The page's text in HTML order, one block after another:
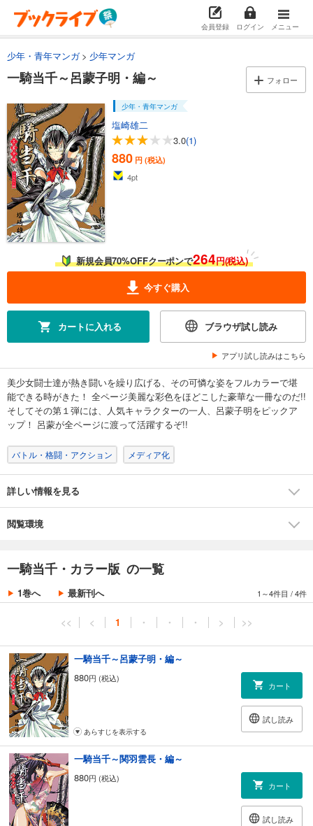
会員登録 ログイン メニュー
少年・青年マンガ 少年マンガ
一騎当千～呂蒙子明・編～ フォロー
少年・青年マンガ
塩崎雄二
3.0(1)
880 円 (税込)
4pt
新規会員70%OFFクーポンで264円(税込)
今すぐ購入
カートに入れる ブラウザ試し読み
アプリ試し読みはこちら
美少女闘士達が熱き闘いを繰り広げる、その可憐な姿をフルカラーで堪
能できる時がきた！ 全ページ美麗な彩色をほどこした豪華な一冊なのだ!!
そしてその第１弾には、人気キャラクターの一人、呂蒙子明をピックア
ップ！ 呂蒙が全ページに渡って活躍するぞ!!
バトル・格闘・アクション メディア化
詳しい情報を見る
閲覧環境
一騎当千・カラー版 の一覧
1巻へ 最新刊へ 1～4件目 /4件
<< < 1 ・ ・ ・ > >>
一騎当千～呂蒙子明・編～
880円 (税込)
カート
試し読み
あらすじを表示する
一騎当千～関羽雲長・編～
880円 (税込)
カート
試し読み